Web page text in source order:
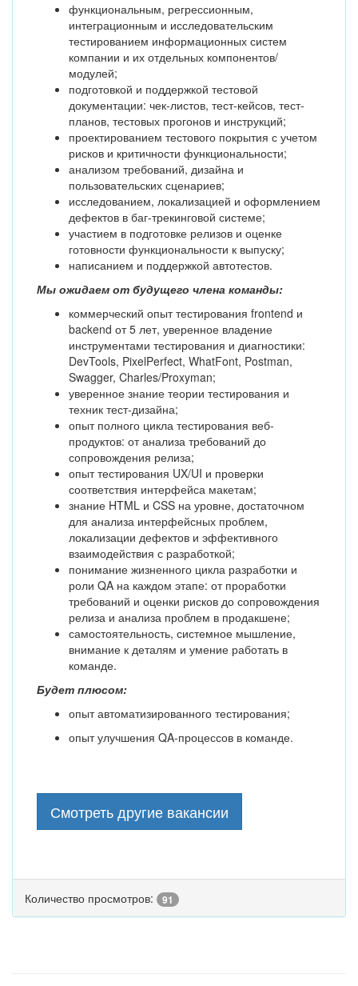
функциональным, регрессионным,
интеграционным и исследовательским
тестированием информационных систем
компании и их отдельных компонентов/
модулей;
подготовкой и поддержкой тестовой
документации: чек-листов, тест-кейсов, тест-
планов, тестовых прогонов и инструкций;
проектированием тестового покрытия с учетом
рисков и критичности функциональности;
анализом требований, дизайна и
пользовательских сценариев;
исследованием, локализацией и оформлением
дефектов в баг-трекинговой системе;
участием в подготовке релизов и оценке
готовности функциональности к выпуску;
написанием и поддержкой автотестов.
Мы ожидаем от будущего члена команды:
коммерческий опыт тестирования frontend и
backend от 5 лет, уверенное владение
инструментами тестирования и диагностики:
DevTools, PixelPerfect, WhatFont, Postman,
Swagger, Charles/Proxyman;
уверенное знание теории тестирования и
техник тест-дизайна;
опыт полного цикла тестирования веб-
продуктов: от анализа требований до
сопровождения релиза;
опыт тестирования UX/UI и проверки
соответствия интерфейса макетам;
знание HTML и CSS на уровне, достаточном
для анализа интерфейсных проблем,
локализации дефектов и эффективного
взаимодействия с разработкой;
понимание жизненного цикла разработки и
роли QA на каждом этапе: от проработки
требований и оценки рисков до сопровождения
релиза и анализа проблем в продакшене;
самостоятельность, системное мышление,
внимание к деталям и умение работать в
команде.
Будет плюсом:
опыт автоматизированного тестирования;
опыт улучшения QA-процессов в команде.
Смотреть другие вакансии
Количество просмотров: 91